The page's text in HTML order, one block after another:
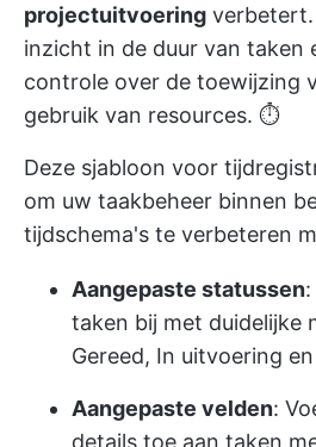
projectuitvoering verbetert.
inzicht in de duur van taken
controle over de toewijzing
gebruik van resources. ⏱️
Deze sjabloon voor
om uw taakbeheer binnen
tijdschema's te verbeteren
Aangepaste statussen
taken bij met duidelijke
Gereed, In uitvoering
Aangepaste velden:
details toe aan taken